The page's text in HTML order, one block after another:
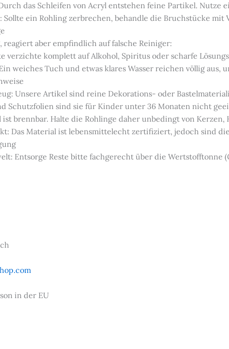
das Schleifen von Acryl entstehen feine Partikel. Nutze
ein Rohling zerbrechen, behandle die Bruchstücke mit
aber empfindlich auf falsche Reiniger:
verzichte komplett auf Alkohol, Spiritus oder scharfe
weiches Tuch und etwas klares Wasser reichen völlig aus,
Unsere Artikel sind reine Dekorations- oder
Schutzfolien sind sie für Kinder unter 36 Monaten nicht
brennbar. Halte die Rohlinge daher unbedingt von
Das Material ist lebensmittelecht zertifiziert, jedoch sind
Entsorge Reste bitte fachgerecht über die
in der EU